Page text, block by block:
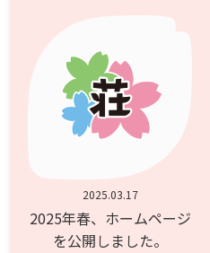
2025.03.17
2025年春、ホームページ
を公開しました。